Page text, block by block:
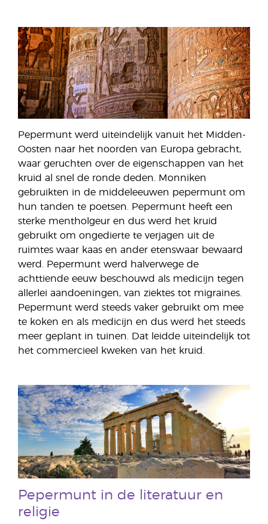
Pepermunt werd uiteindelijk vanuit het Midden-
Oosten naar het noorden van Europa gebracht,
waar geruchten over de eigenschappen van het
kruid al snel de ronde deden. Monniken
gebruikten in de middeleeuwen pepermunt om
hun tanden te poetsen. Pepermunt heeft een
sterke mentholgeur en dus werd het kruid
gebruikt om ongedierte te verjagen uit de
ruimtes waar kaas en ander etenswaar bewaard
werd. Pepermunt werd halverwege de
achttiende eeuw beschouwd als medicijn tegen
allerlei aandoeningen, van ziektes tot migraines.
Pepermunt werd steeds vaker gebruikt om mee
te koken en als medicijn en dus werd het steeds
meer geplant in tuinen. Dat leidde uiteindelijk tot
het commercieel kweken van het kruid.
Pepermunt in de literatuur en
religie